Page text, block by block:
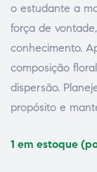
o estudante a
força de
conhecimento.
composição
dispersão.
propósito e
1 em estoque